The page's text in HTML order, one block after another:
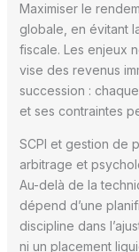
Maximiser le
globale, en évitant
fiscale. Les enjeux
vise des revenus
succession :
et ses contraintes
SCPI et gestion de
arbitrage et
Au-delà de la
dépend d’une
discipline dans
ni un placement